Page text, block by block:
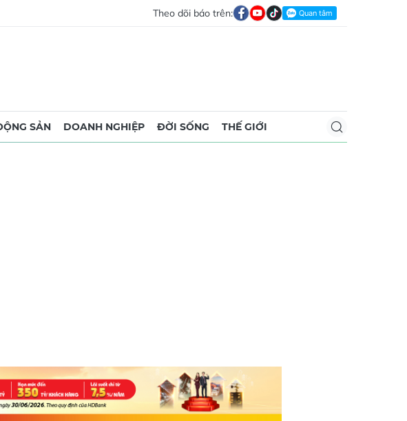
Theo dõi báo trên:
SẢN DOANH NGHIỆP ĐỜI SỐNG THẾ GIỚI